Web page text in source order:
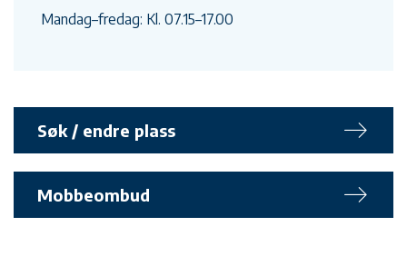
Mandag–fredag: Kl. 07.15–17.00
Søk / endre plass
Mobbeombud